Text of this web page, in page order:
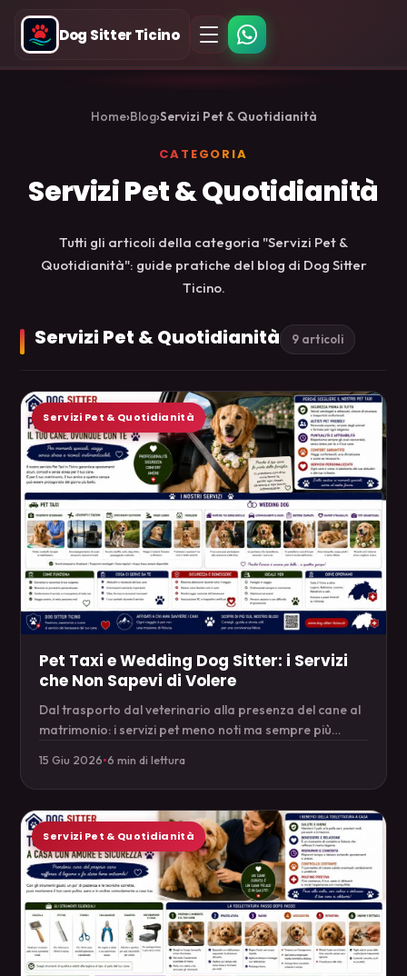
Dog Sitter Ticino
Home›Blog›Servizi Pet & Quotidianità
CATEGORIA
Servizi Pet & Quotidianità
Tutti gli articoli della categoria "Servizi Pet &
Quotidianità": guide pratiche del blog di Dog Sitter
Ticino.
Servizi Pet & Quotidianità 9 articoli
Servizi Pet & Quotidianità
Pet Taxi e Wedding Dog Sitter: i Servizi
che Non Sapevi di Volere
Dal trasporto dal veterinario alla presenza del cane al
matrimonio: i servizi pet meno noti ma sempre più
15 Giu 2026•6 min di lettura
Servizi Pet & Quotidianità